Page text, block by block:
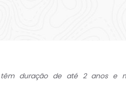
têm duração de até 2 anos e